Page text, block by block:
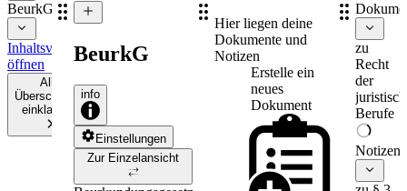
BeurkG
Inhaltsverzeichnis
öffnen
Alle
Überschriften
einklappen
BeurkG
info
Einstellungen
Zur Einzelansicht
Hier liegen deine
Dokumente und
Notizen
Erstelle ein
neues
Dokument
zu
Recht
der
Berufe
Notizen